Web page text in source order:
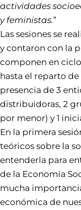
actividades
y feministas.”
Las sesiones se
y contaron con la
componen en
hasta el reparto
presencia de 3
distribuidoras, 2
por menor) y 1
En la primera
teóricos sobre la
entenderla para
de la Economía
mucha
económica de